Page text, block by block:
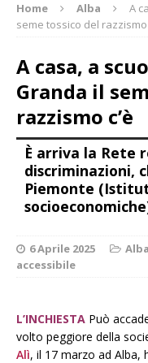
Home Alba
A
seme tossico del razzismo
A casa, a
Granda il
razzismo c’è
È arriva la Rete
discriminazioni,
Piemonte
6 Aprile 2025 Alba
accessibile
L’INCHIESTA Può
volto peggiore della
Alì, il 17 marzo ad